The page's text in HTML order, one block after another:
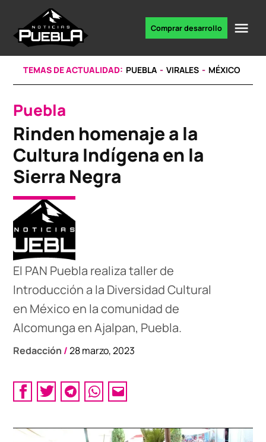
content
noticias
Comprar desarrollo
TEMAS DE ACTUALIDAD: PUEBLA VIRALES MÉXICO
POSTED
IN
Puebla
Rinden homenaje a la
Cultura Indígena en la
Sierra Negra
El PAN Puebla realiza taller de
Introducción a la Diversidad Cultural
en México en la comunidad de
Alcomunga en Ajalpan, Puebla.
Redacción / 28 marzo, 2023